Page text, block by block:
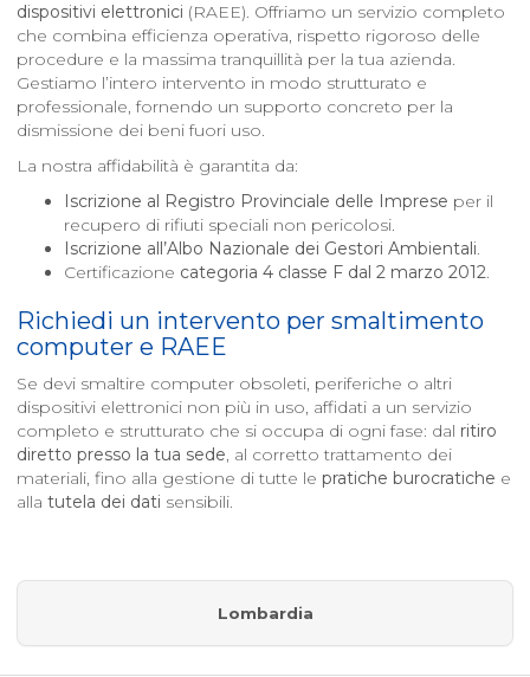
dispositivi elettronici (RAEE). Offriamo un servizio completo
che combina efficienza operativa, rispetto rigoroso delle
procedure e la massima tranquillità per la tua azienda.
Gestiamo l’intero intervento in modo strutturato e
professionale, fornendo un supporto concreto per la
dismissione dei beni fuori uso.
La nostra affidabilità è garantita da:
Iscrizione al Registro Provinciale delle Imprese per il
recupero di rifiuti speciali non pericolosi.
Iscrizione all’Albo Nazionale dei Gestori Ambientali.
Certificazione categoria 4 classe F dal 2 marzo 2012.
Richiedi un intervento per smaltimento
computer e RAEE
Se devi smaltire computer obsoleti, periferiche o altri
dispositivi elettronici non più in uso, affidati a un servizio
completo e strutturato che si occupa di ogni fase: dal ritiro
diretto presso la tua sede, al corretto trattamento dei
materiali, fino alla gestione di tutte le pratiche burocratiche e
alla tutela dei dati sensibili.
Lombardia